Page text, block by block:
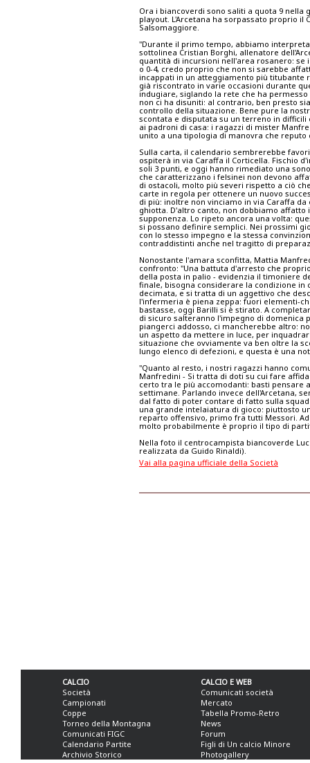
Ora i biancoverdi sono saliti a quota 9
playout. L'Arcetana ha sorpassato proprio
Salsomaggiore.
"Durante il primo tempo, abbiamo
sottolinea Cristian Borghi, allenatore
quantità di incursioni nell'area rosanero: se
o 0-4, credo proprio che non si sarebbe
incappati in un atteggiamento più
già riscontrato in varie occasioni durante
indugiare, siglando la rete che ha
non ci ha disuniti: al contrario, ben presto
controllo della situazione. Bene pure la
scontata e disputata su un terreno in
ai padroni di casa: i ragazzi di mister
unito a una tipologia di manovra che
Sulla carta, il calendario sembrerebbe
ospiterà in via Caraffa il Corticella. Fischio
soli 3 punti, e oggi hanno rimediato una
che caratterizzano i felsinei non devono
di ostacoli, molto più severi rispetto a ciò
carte in regola per ottenere un nuovo
di più: inoltre non vinciamo in via Caraffa
ghiotta. D'altro canto, non dobbiamo
supponenza. Lo ripeto ancora una volta:
si possano definire semplici. Nei prossimi
con lo stesso impegno e la stessa
contraddistinti anche nel tragitto di
Nonostante l'amara sconfitta, Mattia
confronto: "Una battuta d'arresto che
della posta in palio - evidenzia il timoniere
finale, bisogna considerare la condizione
decimata, e si tratta di un aggettivo che
l'infermeria è piena zeppa: fuori elementi-
bastasse, oggi Barilli si è stirato. A
di sicuro salteranno l'impegno di domenica
piangerci addosso, ci mancherebbe altro:
un aspetto da mettere in luce, per
situazione che ovviamente va ben oltre la
lungo elenco di defezioni, e questa è una
"Quanto al resto, i nostri ragazzi hanno
Manfredini - Si tratta di doti su cui fare
certo tra le più accomodanti: basti
settimane. Parlando invece dell'Arcetana,
dal fatto di poter contare di fatto sulla
una grande intelaiatura di gioco: piuttosto
reparto offensivo, primo fra tutti Messori.
molto probabilmente è proprio il tipo di
Nella foto il centrocampista biancoverde
realizzata da Guido Rinaldi).
Vai alla pagina ufficiale della Società
CALCIO
Società
Campionati
Coppe
Torneo della Montagna
Comunicati FIGC
Calendario Partite
Archivio Storico
CALCIO E WEB
Comunicati società
Mercato
Tabella Promo-Retro
News
Forum
Figli di Un calcio Minore
Photogallery